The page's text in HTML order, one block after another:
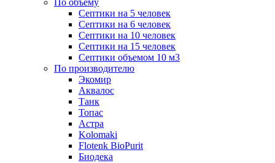
По объему
Септики на 5 человек
Септики на 6 человек
Септики на 10 человек
Септики на 15 человек
Септики объемом 10 м3
По производителю
Экомир
Аквалос
Танк
Топас
Астра
Kolomaki
Flotenk BioPurit
Биодека